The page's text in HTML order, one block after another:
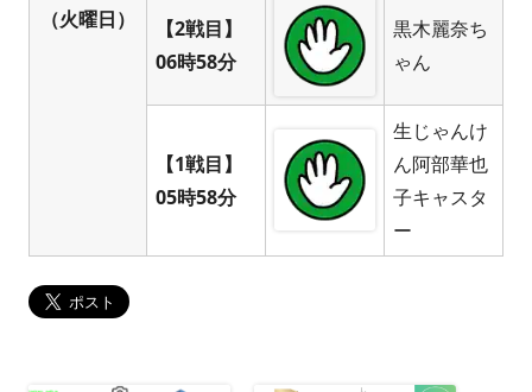
（火曜日）
【2戦目】
06時58分
黒木麗奈ち
ゃん
【1戦目】
05時58分
生じゃんけ
ん阿部華也
子キャスタ
ー